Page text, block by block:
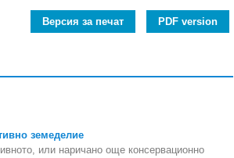
Версия за печат PDF version
земеделие
или наричано още консервационно